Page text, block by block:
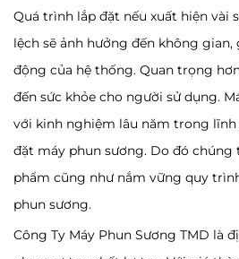
Quá trình lắp đặt nếu xuất hiện vài
lệch sẽ ảnh hưởng đến không
động của hệ thống. Quan trọng
đến sức khỏe cho người sử dụng.
với kinh nghiệm lâu năm trong lĩnh
đặt máy phun sương. Do đó chúng
phẩm cũng như nắm vững quy
phun sương.
Công Ty Máy Phun Sương TMD là